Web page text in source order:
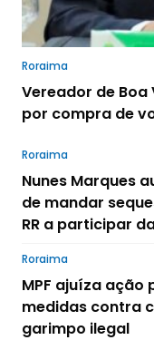
Roraima
Vereador de
por compra de
Roraima
Nunes Marques
de mandar
RR a participar
Roraima
MPF ajuíza ação
medidas contra
garimpo ilegal